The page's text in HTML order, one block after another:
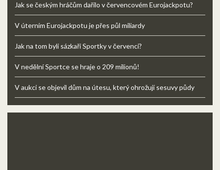
Jak se českým hráčům dařilo v červencovém Eurojackpotu?
V úterním Eurojackpotu je přes půl miliardy
Jak na tom byli sázkaři Sportky v červenci?
V nedělní Sportce se hraje o 209 milionů!
V aukci se objevil dům na útesu, který ohrožují sesuvy půdy